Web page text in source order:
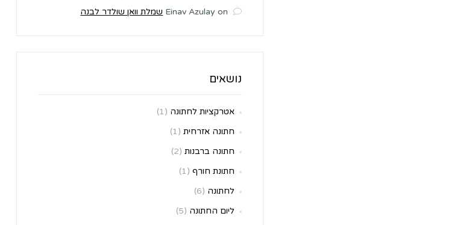
Einav Azulay on שמלת וואן שולדר לבנה
נושאים
אטרקציות לחתונה (1)
חתונה אזרחית(1)
חתונה ברבנות(2)
חתונת חורף(1)
לחתונה (6)
ליום החתונה (5)